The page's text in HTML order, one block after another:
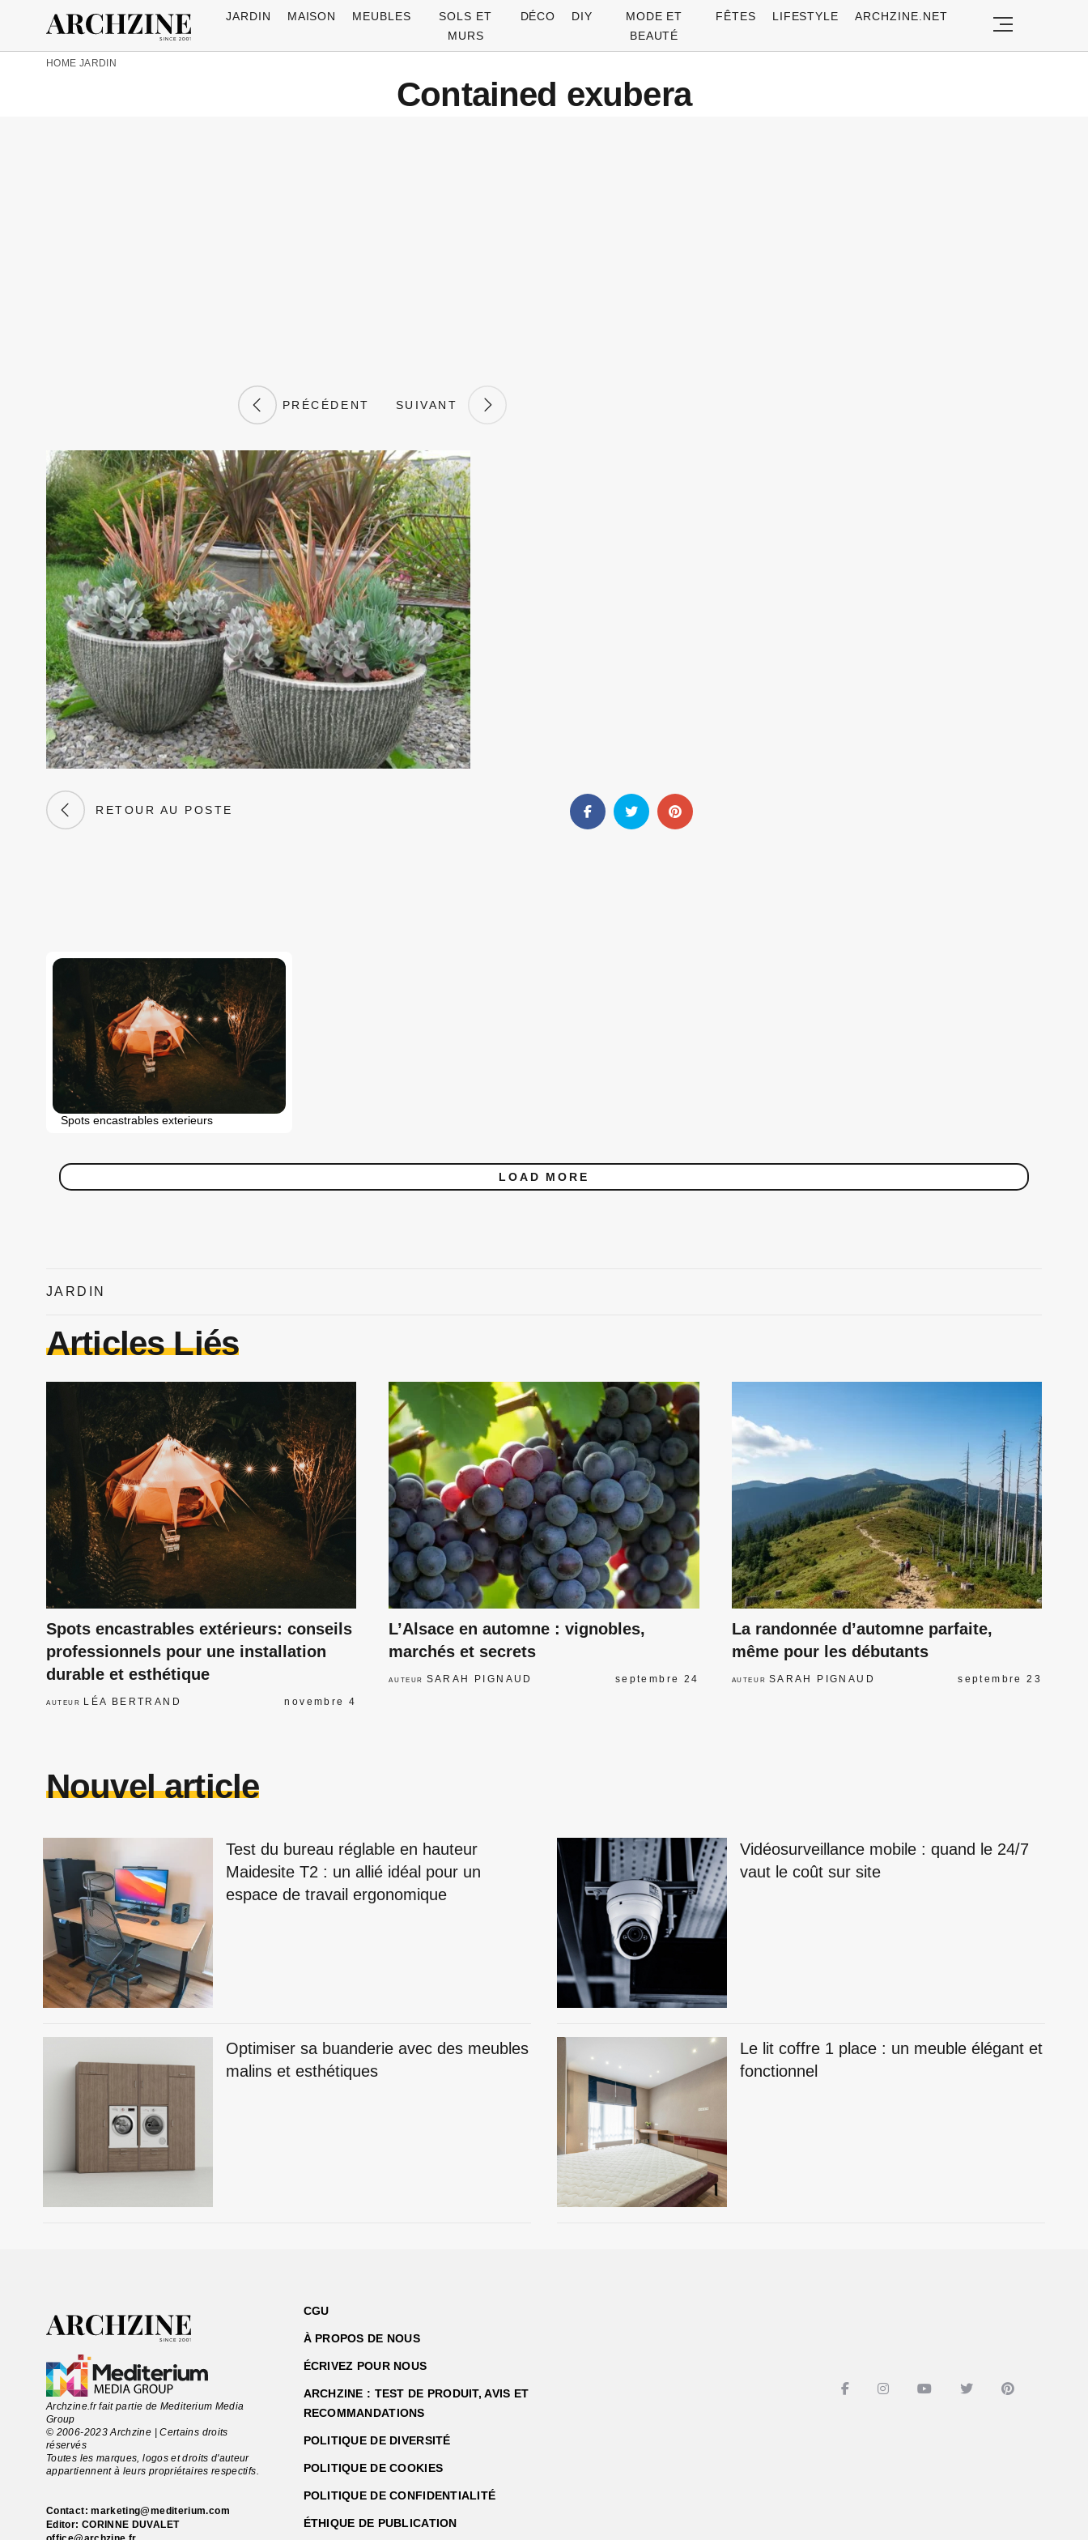
JARDIN MAISON MEUBLES
SOLS ET
MURS
DÉCO DIY
MODE ET
BEAUTÉ
FÊTES LIFESTYLE ARCHZINE.NET
HOME JARDIN
Contained exubera
PRÉCÉDENT SUIVANT
RETOUR AU POSTE
Spots encastrables exterieurs
LOAD MORE
JARDIN
Articles Liés
Spots encastrables extérieurs: conseils
professionnels pour une installation
durable et esthétique
AUTEUR LÉA BERTRAND novembre 4
L’Alsace en automne : vignobles,
marchés et secrets
AUTEUR SARAH PIGNAUD septembre 24
La randonnée d’automne parfaite,
même pour les débutants
AUTEUR SARAH PIGNAUD septembre 23
Nouvel article
Test du bureau réglable en hauteur
Maidesite T2 : un allié idéal pour un
espace de travail ergonomique
Vidéosurveillance mobile : quand le 24/7
vaut le coût sur site
Optimiser sa buanderie avec des meubles
malins et esthétiques
Le lit coffre 1 place : un meuble élégant et
fonctionnel
Archzine.fr fait partie de Mediterium Media
Group
© 2006-2023 Archzine | Certains droits
réservés
Toutes les marques, logos et droits d'auteur
appartiennent à leurs propriétaires respectifs.
Contact:marketing@mediterium.com
Editor: CORINNE DUVALET
CGU
À PROPOS DE NOUS
ÉCRIVEZ POUR NOUS
ARCHZINE : TEST DE PRODUIT, AVIS ET
RECOMMANDATIONS
POLITIQUE DE DIVERSITÉ
POLITIQUE DE COOKIES
POLITIQUE DE CONFIDENTIALITÉ
ÉTHIQUE DE PUBLICATION